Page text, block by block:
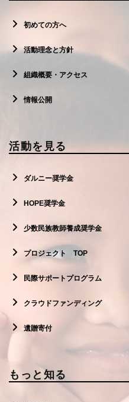
初めての方へ
活動理念と方針
組織概要・アクセス
情報公開
活動を見る
ダルニー奨学金
HOPE奨学金
少数民族教師養成奨学金
プロジェクト TOP
民際サポートプログラム
クラウドファンディング
遺贈寄付
もっと知る